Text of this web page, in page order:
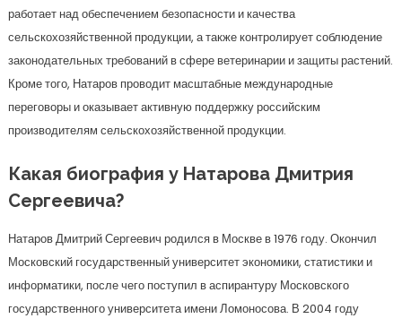
работает над обеспечением безопасности и качества
сельскохозяйственной продукции, а также контролирует соблюдение
законодательных требований в сфере ветеринарии и защиты растений.
Кроме того, Натаров проводит масштабные международные
переговоры и оказывает активную поддержку российским
производителям сельскохозяйственной продукции.
Какая биография у Натарова Дмитрия
Сергеевича?
Натаров Дмитрий Сергеевич родился в Москве в 1976 году. Окончил
Московский государственный университет экономики, статистики и
информатики, после чего поступил в аспирантуру Московского
государственного университета имени Ломоносова. В 2004 году